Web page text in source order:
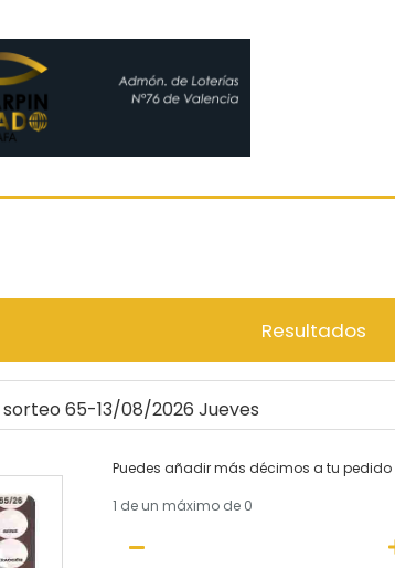
Resultados
65-13/08/2026 Jueves
Puedes añadir más décimos a tu pedido
1 de un máximo de 0